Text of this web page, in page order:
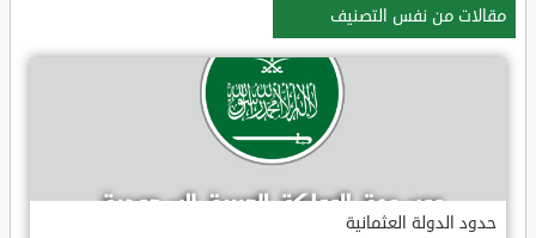
مقالات من نفس التصنيف
حدود الدولة العثمانية